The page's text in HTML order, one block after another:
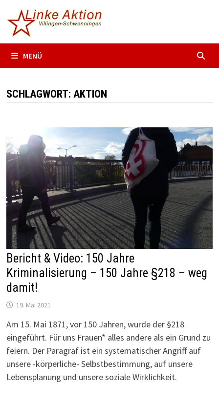
Inhalt
springen
MENÜ
SCHLAGWORT: AKTION
Bericht & Video: 150 Jahre
Kriminalisierung – 150 Jahre §218 – weg
damit!
19. Mai 2021
Am 15. Mai 1871, vor 150 Jahren, wurde der §218
eingeführt. Für uns Frauen* alles andere als ein Grund zu
feiern. Der Paragraf ist ein systematischer Angriff auf
unsere -körperliche- Selbstbestimmung, auf unsere
Lebensplanung und unsere soziale Wirklichkeit.